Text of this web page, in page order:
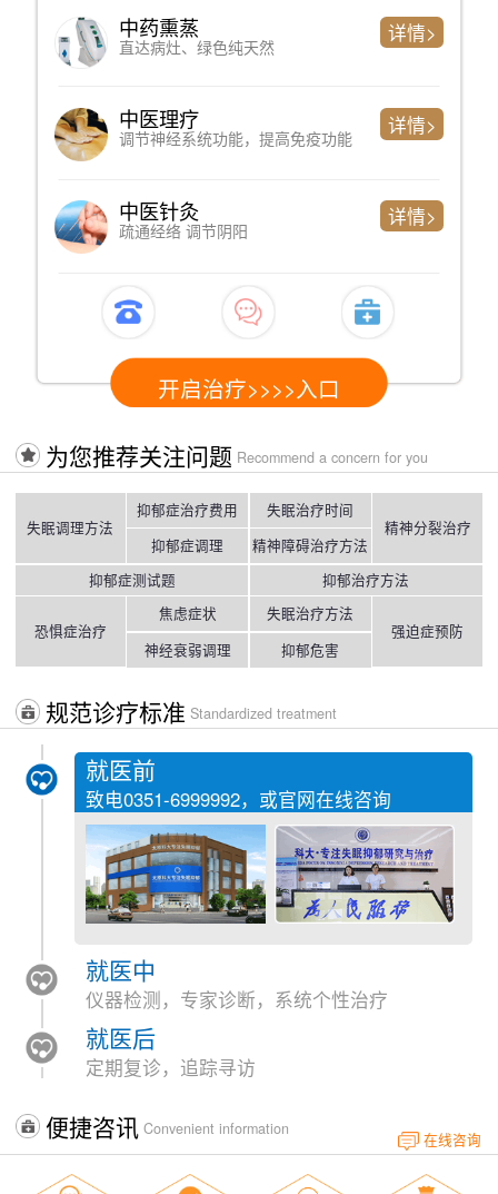
心理测评
判断精神问题严重程度、简单便捷
详情>
专家诊断
了解过往病史、制定科学检测方案
详情>
心电图检测
心脏健康情况，以排查躯体性因素
详情>
开启治疗>>>>入口
为您推荐关注问题 Recommend a concern for you
失眠调理方法
抑郁症治疗费用
抑郁症调理
失眠治疗时间
精神障碍治疗方法
精神分裂治疗
抑郁症测试题 抑郁治疗方法
恐惧症治疗
焦虑症状
神经衰弱调理
失眠治疗方法
抑郁危害
强迫症预防
规范诊疗标准 Standardized treatment
就医前
致电0351-6999992，或官网在线咨询
就医中
仪器检测，专家诊断，系统个性治疗
就医后
定期复诊，追踪寻访
便捷咨讯 Convenient information
在线咨询